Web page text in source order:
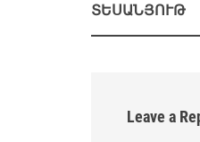
ՏԵՍԱՆՅՈՒԹ
Leave a